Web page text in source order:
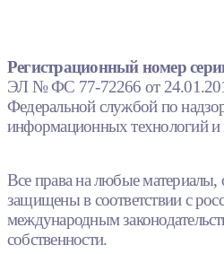
Регистрационный номер
ЭЛ № ФС 77-72266 от
Федеральной службой по
информационных технологий
Все права на любые материалы,
защищены в соответствии с
международным
собственности.